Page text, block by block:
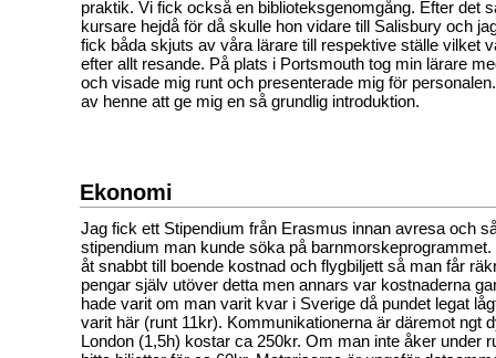
praktik. Vi fick också en biblioteksgenomgång. Efter det
kursare hejdå för då skulle hon vidare till Salisbury och
fick båda skjuts av våra lärare till respektive ställe vilket
efter allt resande. På plats i Portsmouth tog min lärare
och visade mig runt och presenterade mig för
av henne att ge mig en så grundlig introduktion.
Ekonomi
Jag fick ett Stipendium från Erasmus innan avresa och
stipendium man kunde söka på
åt snabbt till boende kostnad och flygbiljett så man får
pengar själv utöver detta men annars var kostnaderna
hade varit om man varit kvar i Sverige då pundet legat
varit här (runt 11kr). Kommunikationerna är däremot ngt
London (1,5h) kostar ca 250kr. Om man inte åker under